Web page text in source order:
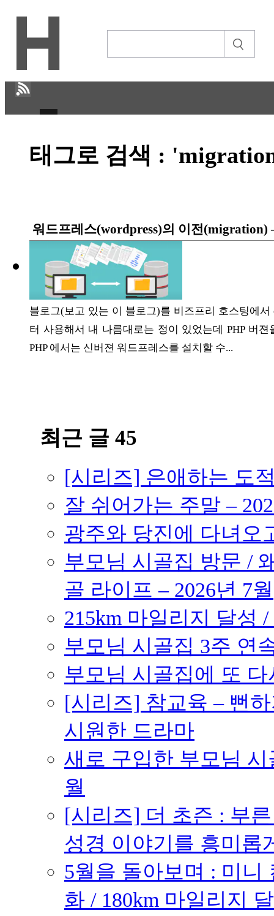
CULTURE
STORY
ABOUT
ETC
ⓘ
태그로 검색 :
워드프레스(wordpress)의 이전(migration)
블로그(보고 있는 이 블로그)를 비즈프리 호스팅에
터 사용해서 내 나름대로는 정이 있었는데 PHP 버
PHP 에서는 신버젼 워드프레스를 설치할 수...
최근 글 45
[시리즈] 은애하는 도
잘 쉬어가는 주말 –
광주와 당진에 다녀오
부모님 시골집 방문 /
골 라이프 – 2026년 7월
215km 마일리지 달성
부모님 시골집 3주 연
부모님 시골집에 또
[시리즈] 참교육 – 뻔
시원한 드라마
새로 구입한 부모님 시
월
[시리즈] 더 초즌 : 부른
성경 이야기를 흥미롭
5월을 돌아보며 : 미니
화 / 180km 마일리지